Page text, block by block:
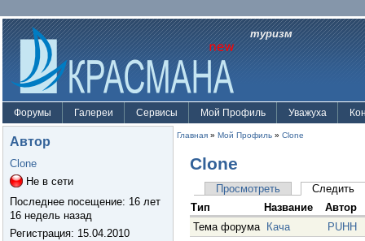
туризм
Форумы Галереи Сервисы Мой Профиль Уважуха
Автор
Clone
Не в сети
Последнее посещение: 16 лет
16 недель назад
Регистрация: 15.04.2010
Главная » Мой Профиль » Clone
Clone
Просмотреть
Следить
Тип
Название
Автор
Тема форума
Кача PUHH